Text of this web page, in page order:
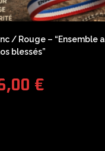
/ Rouge – “Ensemble
blessés”
€